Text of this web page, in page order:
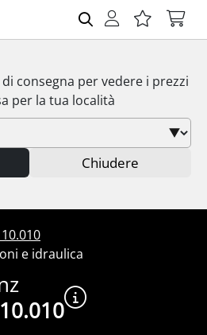
consegna per vedere i prezzi
per la tua località
Chiudere
e idraulica